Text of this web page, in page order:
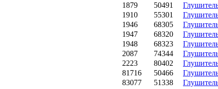
1879
50491
1910
55301
1946
68305
1947
68320
1948
68323
2087
74344
2223
80402
81716
50466
83077
51338